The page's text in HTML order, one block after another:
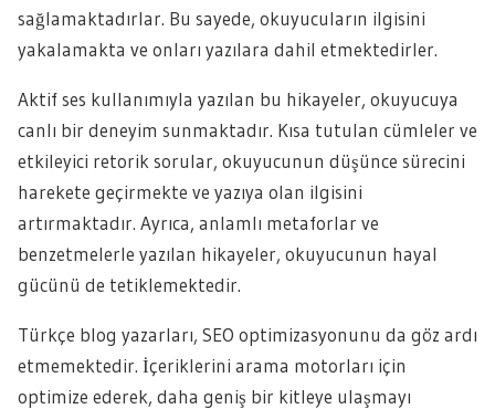
sağlamaktadırlar. Bu sayede, okuyucuların ilgisini
yakalamakta ve onları yazılara dahil etmektedirler.
Aktif ses kullanımıyla yazılan bu hikayeler, okuyucuya
canlı bir deneyim sunmaktadır. Kısa tutulan cümleler ve
etkileyici retorik sorular, okuyucunun düşünce sürecini
harekete geçirmekte ve yazıya olan ilgisini
artırmaktadır. Ayrıca, anlamlı metaforlar ve
benzetmelerle yazılan hikayeler, okuyucunun hayal
gücünü de tetiklemektedir.
Türkçe blog yazarları, SEO optimizasyonunu da göz ardı
etmemektedir. İçeriklerini arama motorları için
optimize ederek, daha geniş bir kitleye ulaşmayı